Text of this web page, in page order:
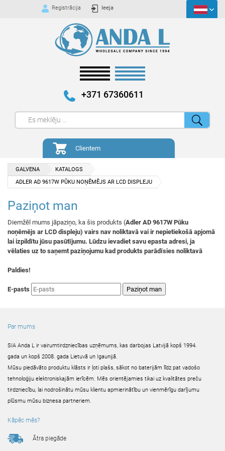
Registrācija Ieeja
+371 67360611
Clientem
GALVENA
KATALOGS
ADLER AD 9617W PŪKU NOŅĒMĒJS AR LCD DISPLEJU
Paziņot man
Diemžēl mums jāpaziņo, ka šis produkts (Adler AD 9617W Pūku
noņēmējs ar LCD displeju) vairs nav noliktavā vai ir nepietiekošā apjomā
lai izpildītu jūsu pasūtījumu. Lūdzu ievadiet savu epasta adresi, ja
vēlaties uz to saņemt paziņojumu kad produkts parādīsies noliktavā
Paldies!
E-pasts
Par mums
SIA Anda L ir vairumtirdzniecības uzņēmums, kas darbojas Latvijā kopš 1994.
gada un kopš 2008. gada Lietuvā un Igaunijā.
Mūsu piedāvāto produktu klāsts ir ļoti plašs, sākot no baterijām līdz pat vadošo
tehnoloģiju elektroniskajām ierīcēm. Mēs orientējamies tikai uz kvalitātes preču
tirdzniecību, lai nodrošinātu mūsu klientu apmierinātību un vienmērīgu darījumu
plūsmu mūsu biznesa partneriem.
Kāpēc mēs?
Ātra piegāde